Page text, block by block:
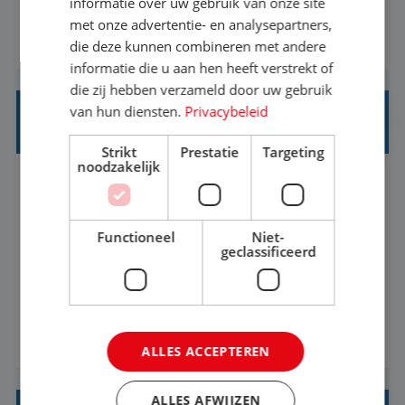
klantcontact te combineren met organisatorische
ondersteuning? Op ons Sunweb Group-kantoor in
Rotterdam zoeken we een daadkrachtige en
klantgerichte collega voor een unieke functie ...
BEKIJK VACATURE
INTERNSHIP TALENT ACQUISITION
Rotterdam 37-40+ uur
Internship: Talent Acquisition (HR
Recruitment)Sunweb Group is looking for an
enthusiastic Talent Acquisition intern to join our
work-along internship, where you become part
of the team and gain hands-on experience; not a
thesis assignment. If you’re excited about H...
BEKIJK VACATURE
met onze advertentie- en analysepartners,
die deze kunnen combineren met andere
informatie die u aan hen heeft verstrekt of
die zij hebben verzameld door uw gebruik
van hun diensten. Privacybeleid
Strikt
noodzakelijk
Prestatie Targeting
Functioneel
Niet-
geclassificeerd
ALLES ACCEPTEREN
ALLES AFWIJZEN